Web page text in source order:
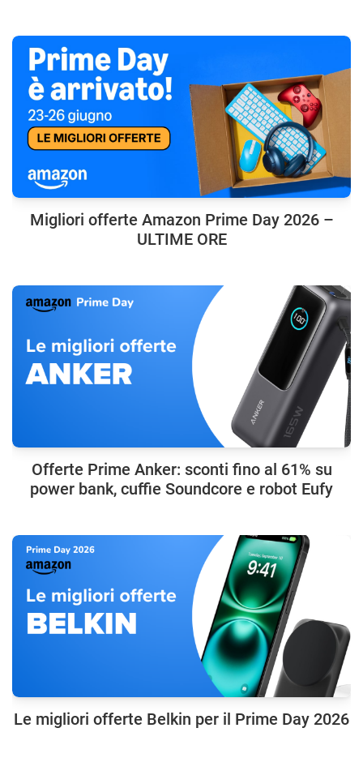
Migliori offerte Amazon Prime Day 2026 –
ULTIME ORE
Offerte Prime Anker: sconti fino al 61% su
power bank, cuffie Soundcore e robot Eufy
Le migliori offerte Belkin per il Prime Day 2026